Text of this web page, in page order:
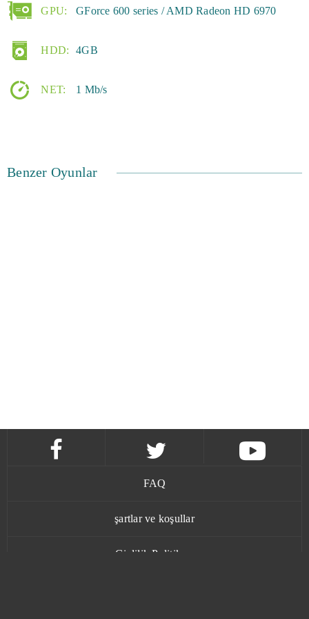
GPU: GForce 600 series / AMD Radeon HD 6970
HDD: 4GB
NET: 1 Mb/s
Benzer Oyunlar
FAQ
şartlar ve koşullar
Gizlilik Politikası